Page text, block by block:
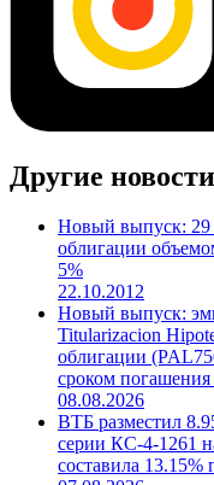
Другие
Новый выпуск: 29
облигации
5%
22.10.2012
Новый выпуск:
Titularizacion
облигации
сроком погашения
08.08.2026
ВТБ разместил
серии КС-4-1261
составила 13.15%